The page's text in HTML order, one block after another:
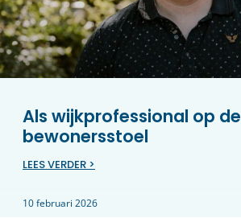
Als wijkprofessional op de
bewonersstoel
LEES VERDER >
10 februari 2026